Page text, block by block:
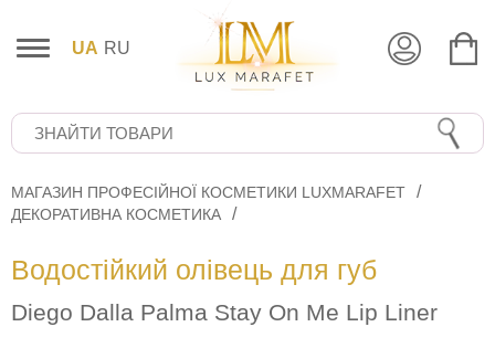
UA RU
МАГАЗИН ПРОФЕСІЙНОЇ КОСМЕТИКИ LUXMARAFET
ДЕКОРАТИВНА КОСМЕТИКА
Водостійкий олівець для губ
Diego Dalla Palma Stay On Me Lip Liner